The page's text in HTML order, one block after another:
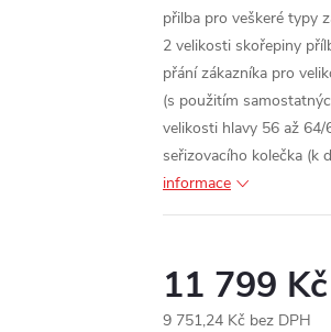
přilba pro veškeré typy
2 velikosti skořepiny
přání zákazníka pro
(s použitím
velikosti hlavy 56 až
seřizovacího kolečka (k
informace
11 799 Kč
9 751,24 Kč bez DPH